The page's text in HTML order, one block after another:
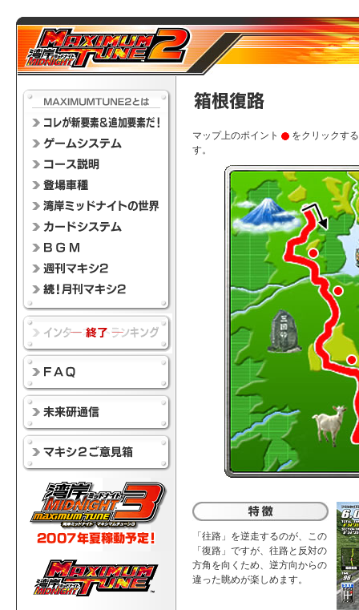
マップ上のポイント
をクリックす
す。
「往路」を逆走するのが、この
「復路」ですが、往路と反対の
方角を向くため、逆方向からの
違った眺めが楽しめます。